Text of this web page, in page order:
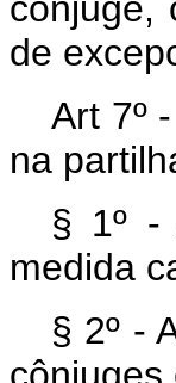
de
Art 7º
na
§ 1º -
medida
§ 2º -